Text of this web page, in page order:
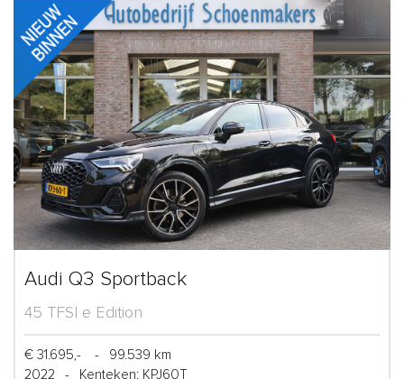
Audi Q3 Sportback
45 TFSI e Edition
€ 31.695,- -
99.539 km
2022
- Kenteken: KPJ60T